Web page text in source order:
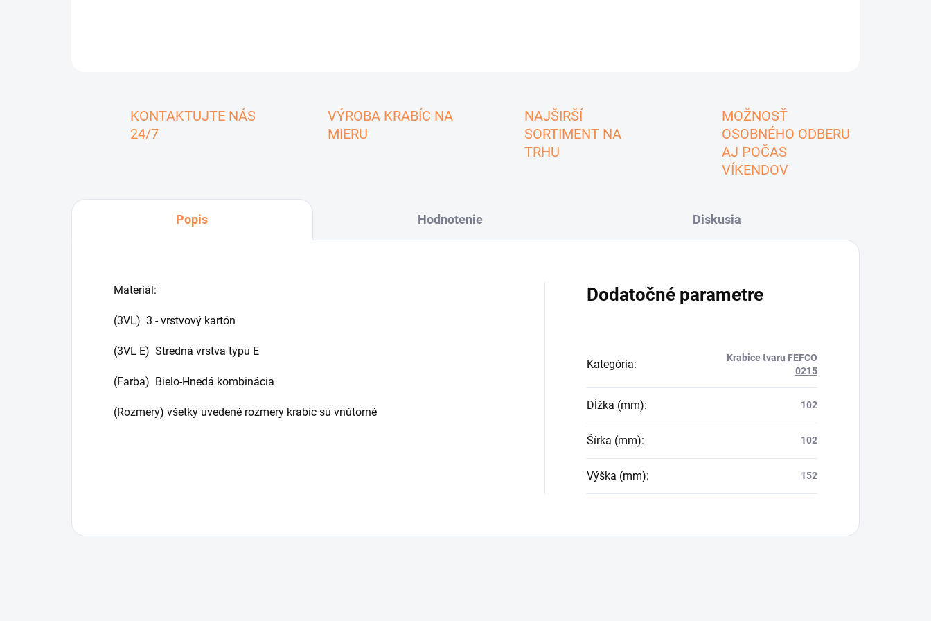
KONTAKTUJTE NÁS
24/7
VÝROBA KRABÍC NA
MIERU
NAJŠIRŠÍ
SORTIMENT NA
TRHU
MOŽNOSŤ
OSOBNÉHO ODBERU
AJ POČAS
VÍKENDOV
Popis Hodnotenie Diskusia
Materiál:
(3VL) 3 - vrstvový kartón
(3VL E) Stredná vrstva typu E
(Farba) Bielo-Hnedá kombinácia
(Rozmery) všetky uvedené rozmery krabíc sú vnútorné
Dodatočné parametre
Kategória:
Krabice tvaru FEFCO
0215
Dĺžka (mm): 102
Šírka (mm): 102
Výška (mm): 152